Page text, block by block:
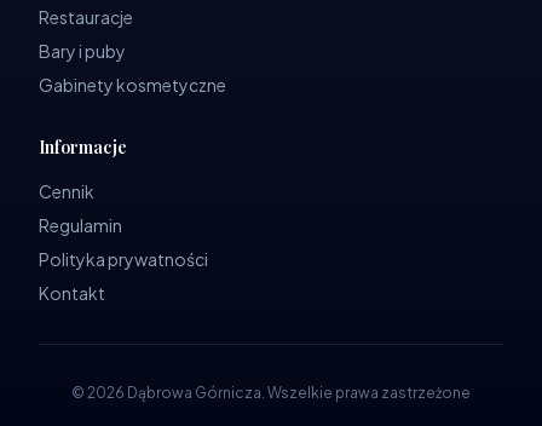
Restauracje
Bary i puby
Gabinety kosmetyczne
Informacje
Cennik
Regulamin
Polityka prywatności
Kontakt
© 2026 Dąbrowa Górnicza. Wszelkie prawa zastrzeżone